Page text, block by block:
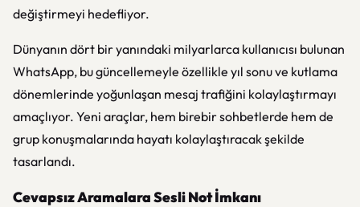
değiştirmeyi hedefliyor.
Dünyanın dört bir yanındaki milyarlarca kullanıcısı bulunan
WhatsApp, bu güncellemeyle özellikle yıl sonu ve kutlama
dönemlerinde yoğunlaşan mesaj trafiğini kolaylaştırmayı
amaçlıyor. Yeni araçlar, hem birebir sohbetlerde hem de
grup konuşmalarında hayatı kolaylaştıracak şekilde
tasarlandı.
Cevapsız Aramalara Sesli Not İmkanı